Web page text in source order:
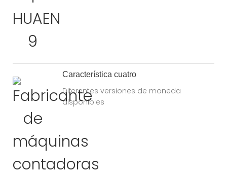
Característica cuatro
Diferentes versiones de moneda
disponibles